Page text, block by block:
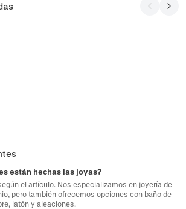
están hechas las joyas?
el artículo. Nos especializamos en joyería de
pero también ofrecemos opciones con baño de
latón y aleaciones.